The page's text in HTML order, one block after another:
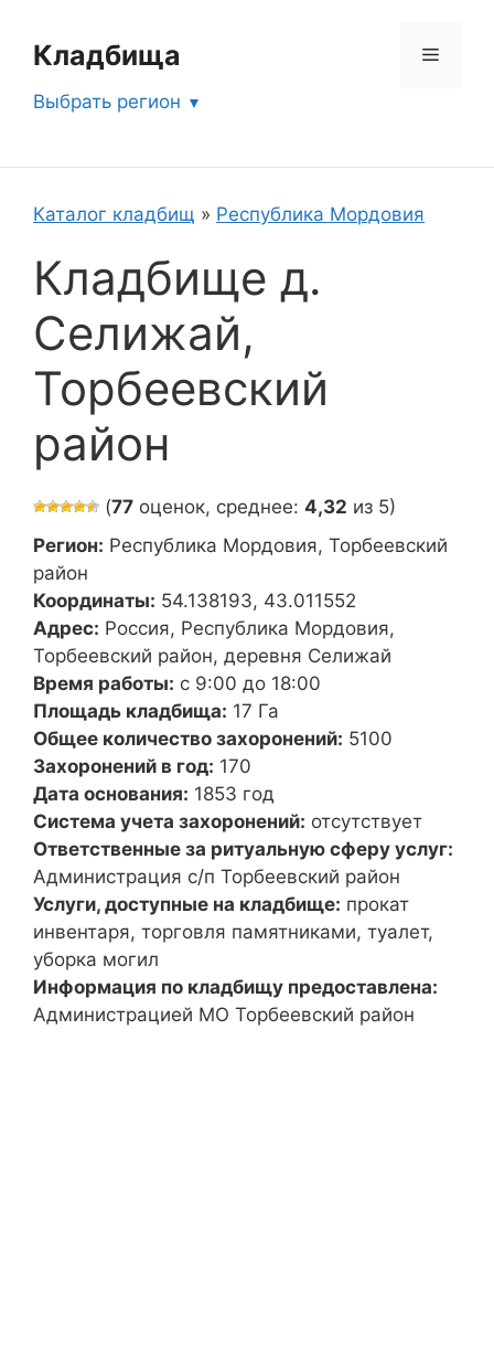
содержимому
Кладбища Меню
Выбрать регион
Каталог кладбищ » Республика Мордовия
Кладбище д.
Селижай,
Торбеевский
район
(77 оценок, среднее: 4,32 из 5)
Регион: Республика Мордовия, Торбеевский
район
Координаты: 54.138193, 43.011552
Адрес: Россия, Республика Мордовия,
Торбеевский район, деревня Селижай
Время работы: с 9:00 до 18:00
Площадь кладбища: 17 Га
Общее количество захоронений: 5100
Захоронений в год: 170
Дата основания: 1853 год
Система учета захоронений: отсутствует
Ответственные за ритуальную сферу услуг:
Администрация с/п Торбеевский район
Услуги, доступные на кладбище: прокат
инвентаря, торговля памятниками, туалет,
уборка могил
Информация по кладбищу предоставлена:
Администрацией МО Торбеевский район